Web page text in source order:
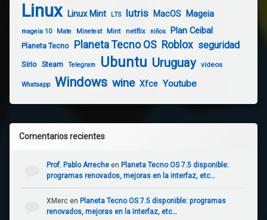
Linux Linux Mint LTS lutris MacOS Mageia
mageia 10 Mate Minetest Mint netflix niños Plan Ceibal
Planeta Tecno Planeta Tecno OS Roblox seguridad
Sirio Steam Telegram Ubuntu Uruguay videos
Whatsapp Windows wine Xfce Youtube
Comentarios recientes
Prof. Pablo Arrecheen Planeta Tecno OS 7.5 disponible:
programas renovados, mejoras en la interfaz, etc…
XMercen Planeta Tecno OS 7.5 disponible: programas
renovados, mejoras en la interfaz, etc…